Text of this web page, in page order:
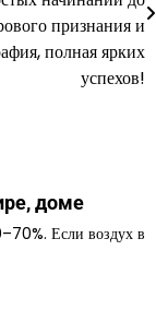
признания и
полная ярких
успехов!
доме
Если воздух в